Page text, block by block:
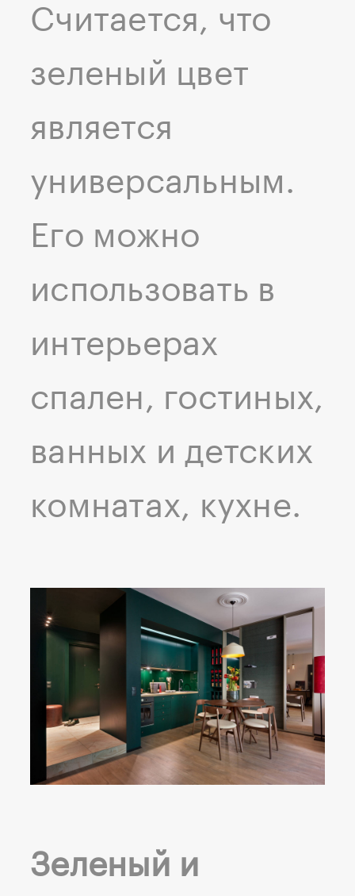
Считается, что
зеленый цвет
является
универсальным.
Его можно
использовать в
интерьерах
спален, гостиных,
ванных и детских
комнатах, кухне.
Зеленый и